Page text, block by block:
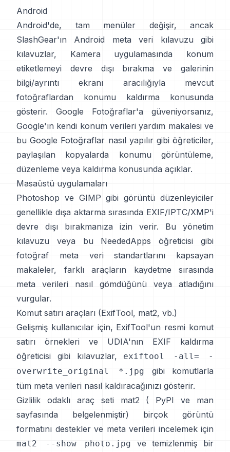
Android
Android'de, tam menüler değişir, ancak
SlashGear'ın Android meta veri kılavuzu
gibi
kılavuzlar, Kamera uygulamasında konum
etiketlemeyi devre dışı bırakma ve galerinin
bilgi/ayrıntı ekranı aracılığıyla mevcut
fotoğraflardan konumu kaldırma konusunda
gösterir. Google Fotoğraflar'a güveniyorsanız,
Google'ın kendi konum verileri yardım makalesi ve
bu Google Fotoğraflar nasıl yapılır gibi öğreticiler,
paylaşılan kopyalarda konumu görüntüleme,
düzenleme veya kaldırma konusunda açıklar.
Masaüstü uygulamaları
Photoshop ve GIMP gibi görüntü düzenleyiciler
genellikle dışa aktarma sırasında EXIF/IPTC/XMP'i
devre dışı bırakmanıza izin verir.
Bu yönetim
kılavuzu
veya bu NeededApps öğreticisi
gibi
fotoğraf meta veri standartlarını kapsayan
makaleler, farklı araçların kaydetme sırasında
meta verileri nasıl gömdüğünü veya atladığını
vurgular.
Komut satırı araçları (ExifTool, mat2, vb.)
Gelişmiş kullanıcılar için, ExifTool'un resmi komut
satırı örnekleri
ve
UDIA'nın EXIF kaldırma
öğreticisi
gibi kılavuzlar, exiftool -all= -
overwrite_original *.jpg gibi komutlarla
tüm meta verileri nasıl kaldıracağınızı gösterir.
Gizlilik odaklı araç seti
mat2 ( PyPI ve
man
sayfasında
belgelenmiştir) birçok görüntü
formatını destekler ve meta verileri incelemek için
mat2 --show photo.jpg ve temizlenmiş bir